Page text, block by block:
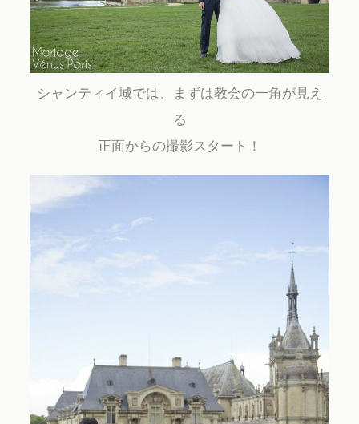
シャンティイ城では、まずは教会の一角が見え
る
正面からの撮影スタート！